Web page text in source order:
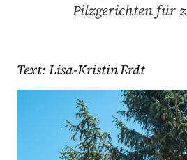
Pilzgerichten für
Text: Lisa-Kristin Erdt